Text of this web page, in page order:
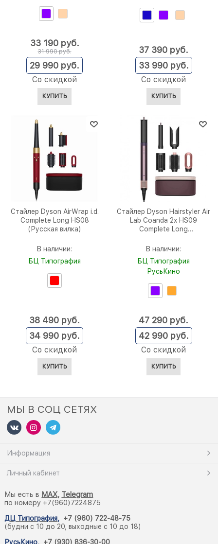
31 990 руб.
29 990 руб.
Со скидкой
33 190 руб.
КУПИТЬ
33 990 руб.
Со скидкой
37 390 руб.
КУПИТЬ
Стайлер Dyson AirWrap i.d.
Complete Long HS08
(Русская вилка)
В наличии:
БЦ Типография
34 990 руб.
Со скидкой
38 490 руб.
КУПИТЬ
Стайлер Dyson Hairstyler Air
Lab Coanda 2x HS09
Complete Long
В наличии:
БЦ Типография
РусьКино
42 990 руб.
Со скидкой
47 290 руб.
КУПИТЬ
МЫ В СОЦ СЕТЯХ
Информация
Личный кабинет
Мы есть в MAX, Telegram
по номеру +7(960)7224875
ДЦ Типография, +7 (960) 722-48-75
(будни с 10 до 20, выходные с 10 до 18)
РусьКино, +7 (930) 836-30-00